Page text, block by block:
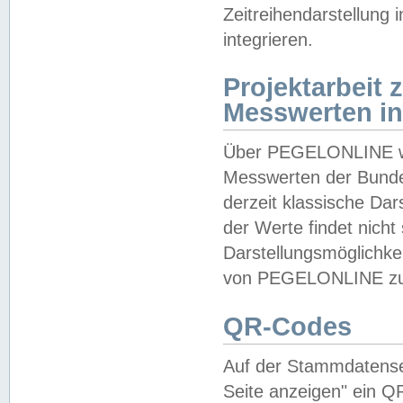
Zeitreihendarstellung
integrieren.
Projektarbeit
Messwerten
Über PEGELONLINE
Messwerten der
derzeit klassische
der Werte findet
von PEGELONLINE
QR-Codes
Auf der
Seite anzeigen" ein